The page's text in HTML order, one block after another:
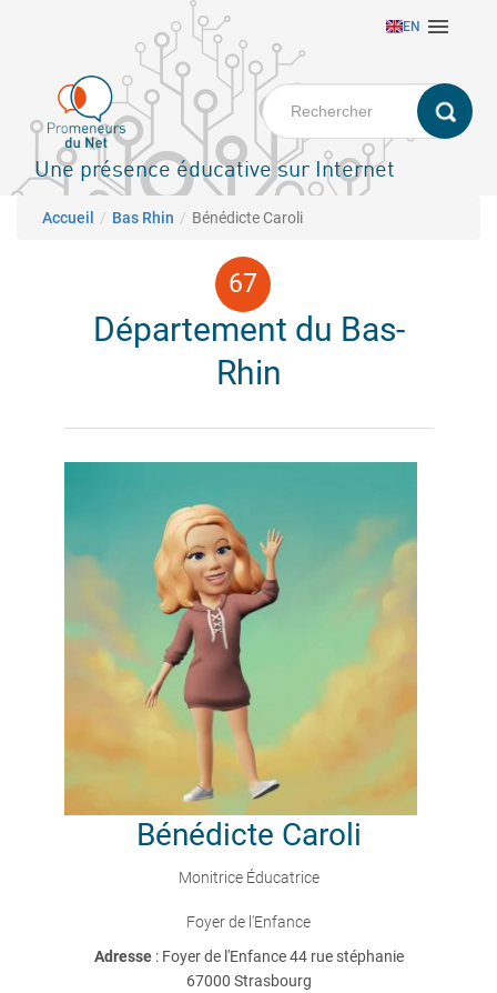
principal
EN 
Une présence éducative sur Internet
Fil d'Ariane
Accueil Bas Rhin Bénédicte Caroli
Département du Bas-
Rhin
Bénédicte Caroli
Monitrice Éducatrice
Foyer de l'Enfance
Adresse : Foyer de l'Enfance 44 rue stéphanie
67000 Strasbourg